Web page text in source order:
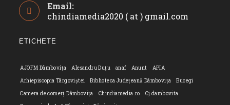
in
your
Email:
chindiamedia2020 ( at ) gmail.com
ETICHETE
AJOFM Dâmbovița Alesandru Duțu anaf Anunt
APIA
Arhiepiscopia Târgoviștei
Biblioteca Județeană Dâmbovița
Bucegi
Camera de comerț Dâmbovița
Chindiamedia.ro
Cj dambovita